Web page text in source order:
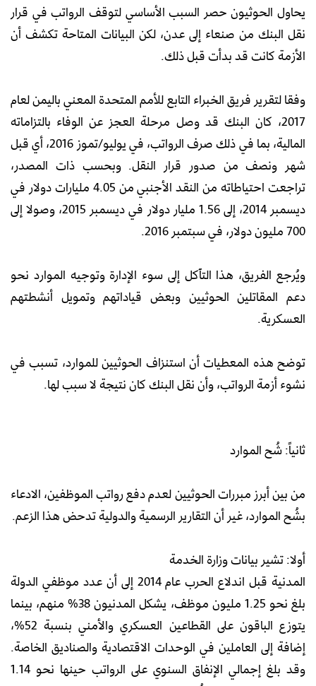
يحاول الحوثيون حصر السبب الأساسي لتوقف الرواتب في قرار
نقل البنك من صنعاء إلى عدن، لكن البيانات المتاحة تكشف أن
الأزمة كانت قد بدأت قبل ذلك.
وفقا لتقرير فريق الخبراء التابع للأمم المتحدة المعني باليمن لعام
2017، كان البنك قد وصل مرحلة العجز عن الوفاء بالتزاماته
المالية، بما في ذلك صرف الرواتب، في يوليو/تموز 2016، أي قبل
شهر ونصف من صدور قرار النقل. وبحسب ذات المصدر،
تراجعت احتياطاته من النقد الأجنبي من 4.05 مليارات دولار في
ديسمبر 2014، إلى 1.56 مليار دولار في ديسمبر 2015، وصولا إلى
700 مليون دولار، في سبتمبر 2016.
ويُرجع الفريق، هذا التآكل إلى سوء الإدارة وتوجيه الموارد نحو
دعم المقاتلين الحوثيين وبعض قياداتهم وتمويل أنشطتهم
العسكرية.
توضح هذه المعطيات أن استنزاف الحوثيين للموارد، تسبب في
نشوء أزمة الرواتب، وأن نقل البنك كان نتيجة لا سبب لها.
ثانياً: شُح الموارد
من بين أبرز مبررات الحوثيين لعدم دفع رواتب الموظفين، الادعاء
بشُح الموارد، غير أن التقارير الرسمية والدولية تدحض هذا الزعم.
أولا: تشير بيانات وزارة الخدمة
المدنية قبل اندلاع الحرب عام 2014 إلى أن عدد موظفي الدولة
بلغ نحو 1.25 مليون موظف، يشكل المدنيون 38% منهم، بينما
يتوزع الباقون على القطاعين العسكري والأمني بنسبة 52%،
إضافة إلى العاملين في الوحدات الاقتصادية والصناديق الخاصة.
وقد بلغ إجمالي الإنفاق السنوي على الرواتب حينها نحو 1.14